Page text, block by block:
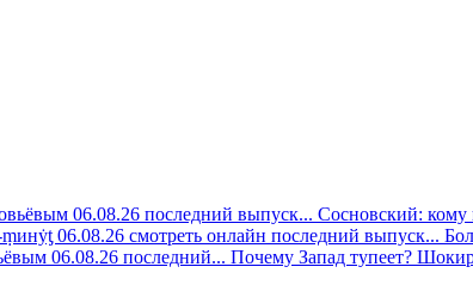
06.08.26 последний выпуск... Сосновский: кому
06.08.26 смотреть онлайн последний выпуск...
06.08.26 последний... Почему Запад тупеет?